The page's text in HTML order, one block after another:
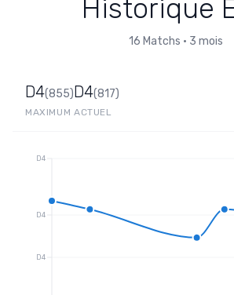
Historique
16 Matchs • 3 mois
D4(855)
MAXIMUM
D4(817)
ACTUEL
D4
D4
D4